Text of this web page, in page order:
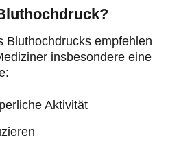
Bluthochdrucks empfehlen
insbesondere eine
Aktivität